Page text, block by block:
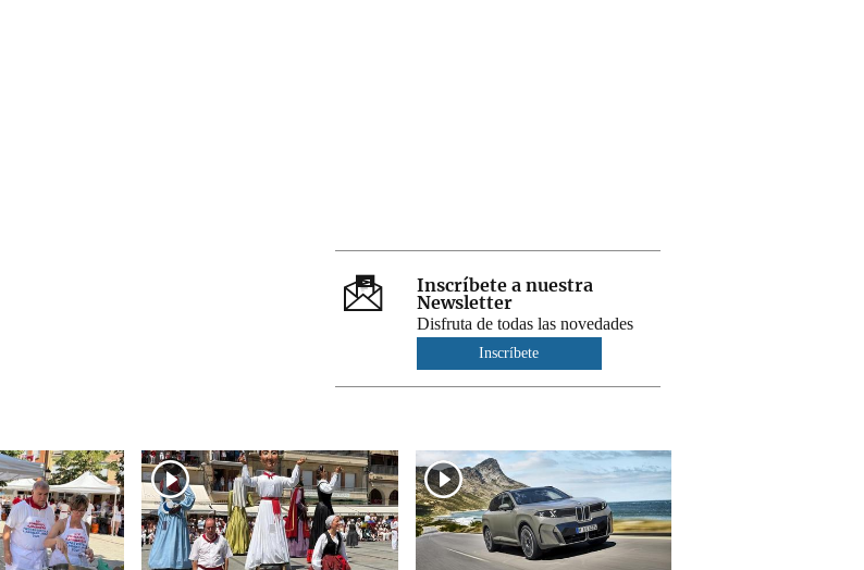
Inscríbete a nuestra
Newsletter
Disfruta de todas las novedades
Inscríbete